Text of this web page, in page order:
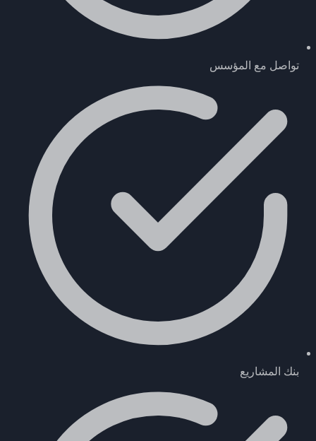
تواصل مع المؤسس
بنك المشاريع